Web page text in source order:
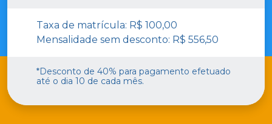
Taxa de matrícula: R$ 100,00
Mensalidade sem desconto: R$ 556,50
*Desconto de 40% para pagamento efetuado
até o dia 10 de cada mês.